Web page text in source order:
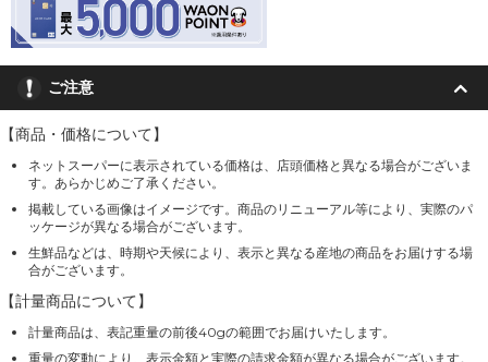
ご注意
【商品・価格について】
ネットスーパーに表示されている価格は、店頭価格と異なる場合がございま
す。あらかじめご了承ください。
掲載している画像はイメージです。商品のリニューアル等により、実際のパ
ッケージが異なる場合がございます。
生鮮品などは、時期や天候により、表示と異なる産地の商品をお届けする場
合がございます。
【計量商品について】
計量商品は、表記重量の前後40gの範囲でお届けいたします。
重量の変動により、表示金額と実際の請求金額が異なる場合がございます。